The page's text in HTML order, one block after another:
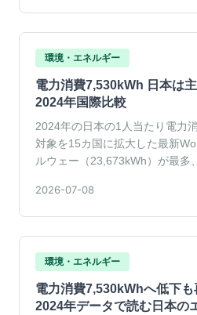
環境・エネルギー
電力消費7,530kWh 日本は
2024年国際比較
2024年の日本の1人当たり電力
対象を15カ国に拡大した最新
ルウェー（23,673kWh）が最多
中間に位置する。
2026-07-08
環境・エネルギー
電力消費7,530kWhへ低下
2024年データで読む日本の